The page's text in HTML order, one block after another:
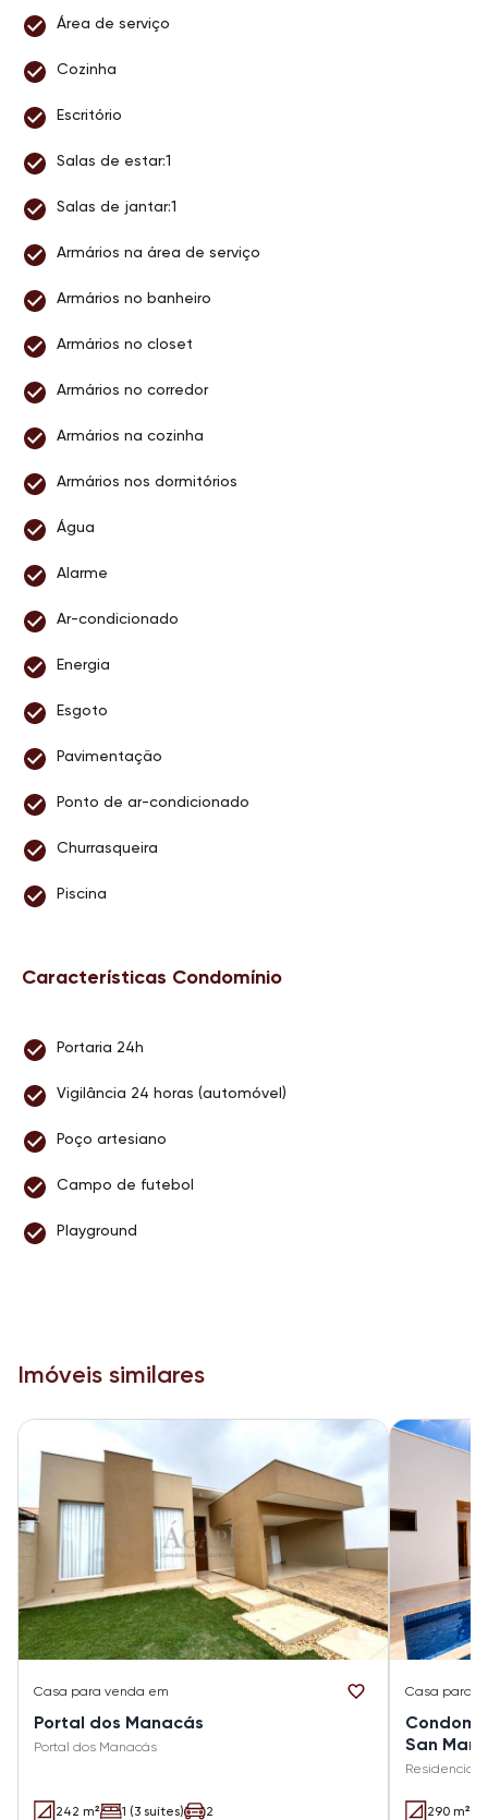
Área de serviço
Cozinha
Escritório
Salas de estar:1
Salas de jantar:1
Armários na área de serviço
Armários no banheiro
Armários no closet
Armários no corredor
Armários na cozinha
Armários nos dormitórios
Água
Alarme
Ar-condicionado
Energia
Esgoto
Pavimentação
Ponto de ar-condicionado
Churrasqueira
Piscina
Características Condomínio
Portaria 24h
Vigilância 24 horas (automóvel)
Poço artesiano
Campo de futebol
Playground
Imóveis similares
Casa para venda em
Portal dos Manacás
Portal dos Manacás
242 m² 1 (3 suítes) 2
Casa para
San
Residencial
290 m²